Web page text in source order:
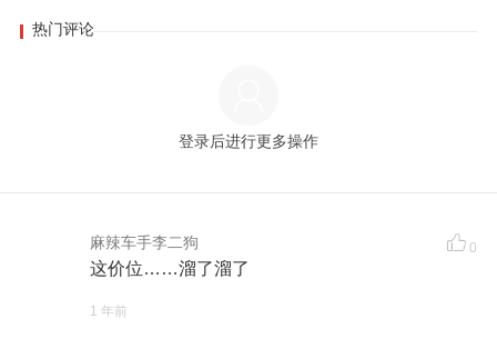
热门评论
登录后进行更多操作
麻辣车手李二狗 0
这价位……溜了溜了
1 年前